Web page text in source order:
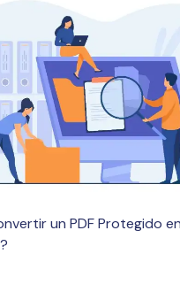
un PDF Protegido